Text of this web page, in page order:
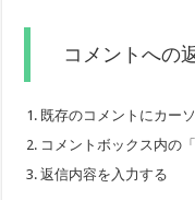
コメントへの
既存のコメントにカー
コメントボックス内の
返信内容を入力する